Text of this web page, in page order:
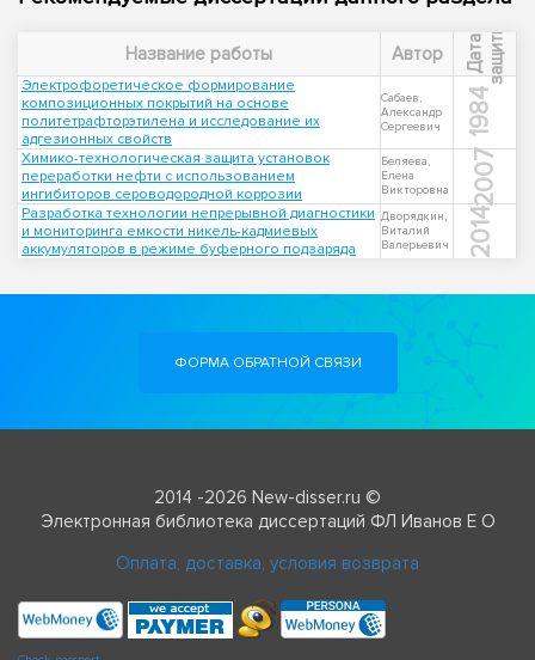
Название работы Автор Д
а
т
а
з
а
щ
и
т ы
Электрофоретическое формирование
композиционных покрытий на основе
политетрафторэтилена и исследование их
адгезионных свойств
Сабаев,
Александр
Сергеевич
1984
Химико-технологическая защита установок
переработки нефти с использованием
ингибиторов сероводородной коррозии
Беляева,
Елена
Викторовна
2007
Разработка технологии непрерывной диагностики
и мониторинга емкости никель-кадмиевых
аккумуляторов в режиме буферного подзаряда
Дворядкин,
Виталий
Валерьевич
2014
ФОРМА ОБРАТНОЙ СВЯЗИ
2014 -2026 New-disser.ru ©
Электронная библиотека диссертаций ФЛ Иванов Е О
Оплата, доставка, условия возврата